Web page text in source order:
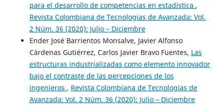
para el desarrollo de competencias en estadística ,
Revista Colombiana de Tecnologias de Avanzada: Vol.
2 Núm. 36 (2020): Julio – Diciembre
Ender José Barrientos Monsalve, Javier Alfonso
Cárdenas Gutiérrez, Carlos Javier Bravo Fuentes, Las
estructuras industrializadas como elemento innovador
bajo el contraste de las percepciones de los
ingenieros , Revista Colombiana de Tecnologias de
Avanzada: Vol. 2 Núm. 36 (2020): Julio – Diciembre